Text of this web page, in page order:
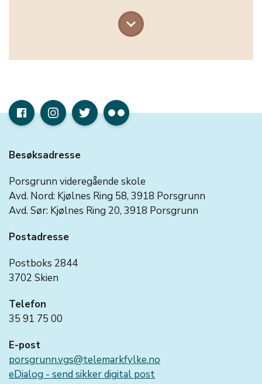
keyboard_arrow_down
Besøksadresse
Porsgrunn videregående skole
Avd. Nord: Kjølnes Ring 58, 3918 Porsgrunn
Avd. Sør: Kjølnes Ring 20, 3918 Porsgrunn
Postadresse
Postboks 2844
3702 Skien
Telefon
35 91 75 00
E-post
porsgrunn.vgs@telemarkfylke.no
eDialog - send sikker digital post